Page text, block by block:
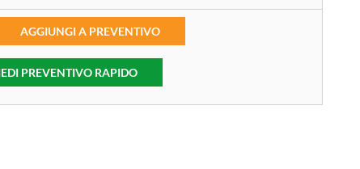
AGGIUNGI A PREVENTIVO
PREVENTIVO RAPIDO